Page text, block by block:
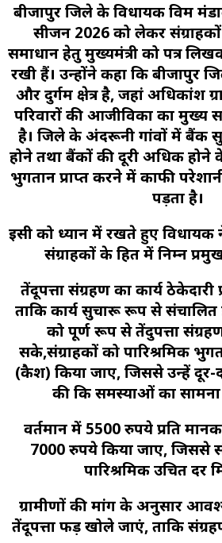
बीजापुर जिले के विधायक विक्रम
सीजन 2026 को लेकर
समाधान हेतु मुख्यमंत्री को पत्र
रखी हैं। उन्होंने कहा कि बीजापुर
और दुर्गम क्षेत्र है, जहां अधिकांश
परिवारों की आजीविका का मुख्य
है। जिले के अंदरूनी गांवों में बैंक
होने तथा बैंकों की दूरी अधिक होने
भुगतान प्राप्त करने में काफी
पड़ता है।
इसी को ध्यान में रखते हुए विधायक
संग्राहकों के हित में निम्न
तेंदूपत्ता संग्रहण का कार्य ठेकेदारी
ताकि कार्य सुचारू रूप से संचालित
को पूर्ण रूप से तेंदुपत्ता
सके,संग्राहकों को पारिश्रमिक
(कैश) किया जाए, जिससे उन्हें
की कि समस्याओं का सामना
वर्तमान में 5500 रुपये प्रति
7000 रुपये किया जाए, जिससे
पारिश्रमिक उचित दर
ग्रामीणों की मांग के अनुसार
तेंदूपत्ता फड़ खोले जाएं, ताकि